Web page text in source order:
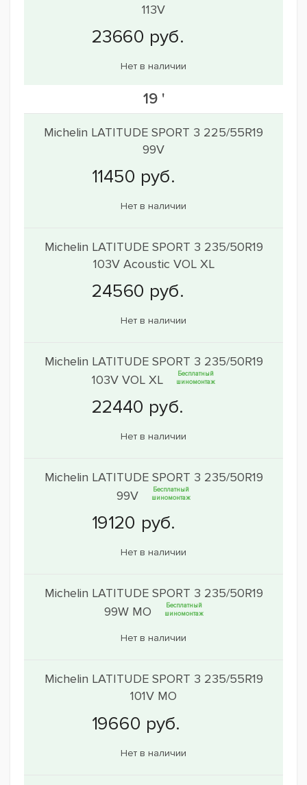
113V
Нет в наличии
19 '
Michelin LATITUDE SPORT 3 225/55R19
99V
Нет в наличии
Michelin LATITUDE SPORT 3 235/50R19
103V Acoustic VOL XL
Нет в наличии
Michelin LATITUDE SPORT 3 235/50R19
103V VOL XL
Бесплатный
шиномонтаж
Нет в наличии
Michelin LATITUDE SPORT 3 235/50R19
99V
Бесплатный
шиномонтаж
Нет в наличии
Michelin LATITUDE SPORT 3 235/50R19
99W MO
Бесплатный
шиномонтаж
Нет в наличии
Michelin LATITUDE SPORT 3 235/55R19
101V MO
Нет в наличии